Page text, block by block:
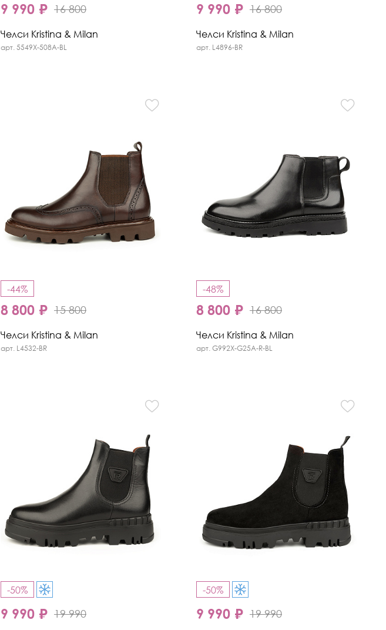
9 990 ₽ 16 800
Челси Kristina & Milan
арт. 5549X-508A-BL
9 990 ₽ 16 800
Челси Kristina & Milan
арт. L4896-BR
-44%
8 800 ₽ 15 800
Челси Kristina & Milan
арт. L4532-BR
-48%
8 800 ₽ 16 800
Челси Kristina & Milan
арт. G992X-G25A-R-BL
-50%
9 990 ₽ 19 990
-50%
9 990 ₽ 19 990